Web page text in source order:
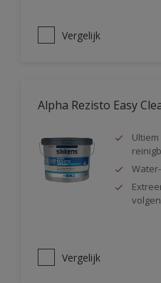
Vergelijk
Alpha Rezisto Easy
Vergelijk